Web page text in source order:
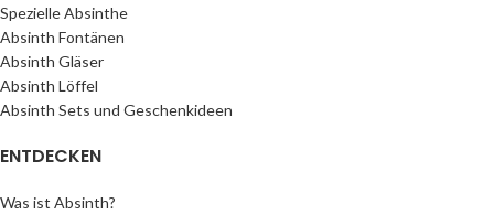
Spezielle Absinthe
Absinth Fontänen
Absinth Gläser
Absinth Löffel
Absinth Sets und Geschenkideen
ENTDECKEN
Was ist Absinth?